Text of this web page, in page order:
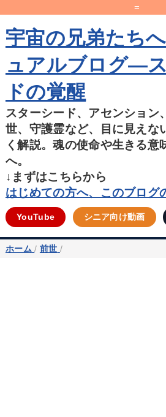
=
宇宙の兄弟たち
ュアルブログ―
ドの覚醒
スターシード、アセンション
世、守護霊など、目に見えな
く解説。魂の使命や生きる意
へ。
↓まずはこちらから
はじめての方へ、このブログ
YouTube シニア向け動画
ホーム / 前世 /